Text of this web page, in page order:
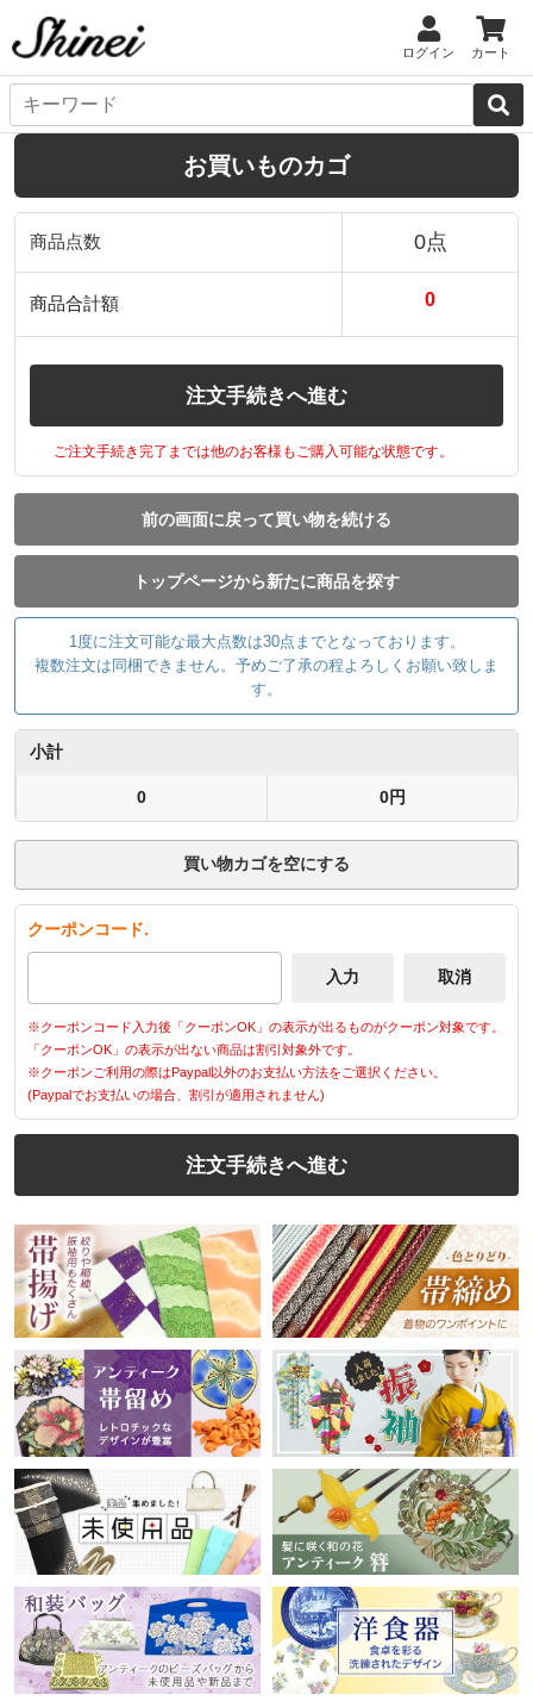
ログイン カート
お買いものカゴ
商品点数 0点
商品合計額 0
注文手続きへ進む
ご注文手続き完了までは他のお客様もご購入可能な状態です。
前の画面に戻って買い物を続ける
トップページから新たに商品を探す
1度に注文可能な最大点数は30点までとなっております。
複数注文は同梱できません。予めご了承の程よろしくお願い致しま
す。
小計
0 0円
買い物カゴを空にする
クーポンコード.
※クーポンコード入力後「クーポンOK」の表示が出るものがクーポン対象です。
「クーポンOK」の表示が出ない商品は割引対象外です。
※クーポンご利用の際はPaypal以外のお支払い方法をご選択ください。
(Paypalでお支払いの場合、割引が適用されません)
注文手続きへ進む